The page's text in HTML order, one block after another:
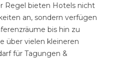
Regel bieten Hotels nicht
an, sondern verfügen
bis hin zu
über vielen kleineren
für Tagungen &